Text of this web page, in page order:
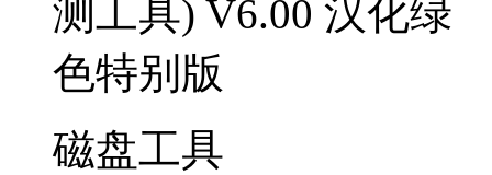
磁盘工具